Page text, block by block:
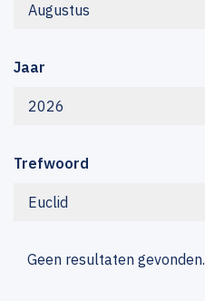
Augustus
Jaar
2026
Trefwoord
Euclid
Geen resultaten gevonden.